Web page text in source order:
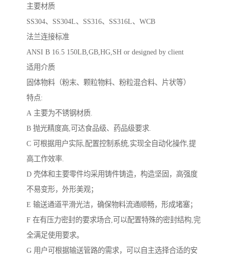
主要材质
SS304、SS304L、SS316、SS316L、WCB
法兰连接标准
ANSI B 16.5 150LB,GB,HG,SH or designed by client
适用介质
固体物料（粉末、颗粒物料、粉粒混合料、片状等）
特点:
A 主要为不锈钢材质.
B 抛光精度高,可达食品级、药品级要求.
C 可根据用户实际,配置控制系统,实现全自动化操作,提
高工作效率.
D 壳体和主要零件均采用铸件铸造，构造坚固，高强度
不易变形，外形美观；
E 输送通道平滑光洁，确保物料流通顺畅，形成堵塞；
F 在有压力密封的要求场合,可以配置特殊的密封结构,完
全满足使用要求。
G 用户可根据输送管路的需求，可以自主选择合适的安